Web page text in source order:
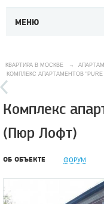
МЕНЮ
КВАРТИРА В МОСКВЕ →
КОМПЛЕКС АПАРТАМЕНТОВ
Комплекс
(Пюр Лофт)
ОБ ОБЪЕКТЕ ФОРУМ